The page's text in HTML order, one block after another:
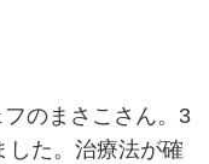
のまさこさん。3
した。治療法が確